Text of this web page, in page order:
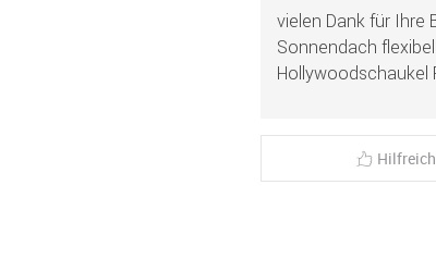
vielen Dank für Ihre
Sonnendach
Hollywoodschaukel